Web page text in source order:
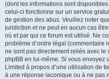
(dont les informations sont
celui-ci fonctionne sur un service
de gestion des abus. Veuillez noter
juridiction et ne peut en aucun cas
où et par qui ce forum est utilisé. Ne
problème d’ordre légal (commentaire
ne sont pas directement reliés avec le
phpBB en lui-même. Si vous envoyez
Limited à propos d’une utilisation de
à une réponse laconique ou à ne pas